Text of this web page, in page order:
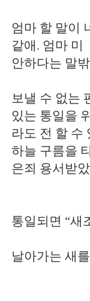
엄마 할 말이
같애. 엄마 미
안하다는 말
보낼 수 없는
있는 통일을
라도 전 할 수
하늘 구름을
은죄 용서받
통일되면 “새
날아가는 새